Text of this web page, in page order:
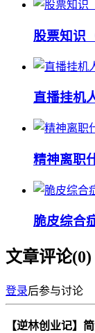
股票知识
直播挂机
精神离职
脆皮综合
文章评论(0)
登录后参与讨论
【逆林创业记】